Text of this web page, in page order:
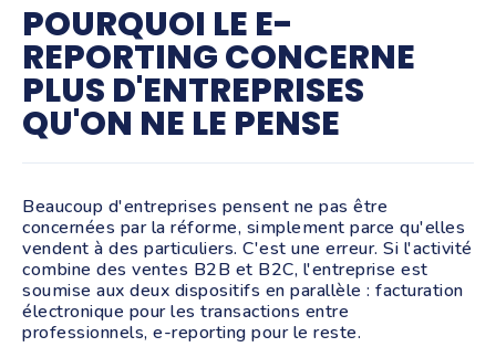
POURQUOI LE E-
REPORTING CONCERNE
PLUS D'ENTREPRISES
QU'ON NE LE PENSE
Beaucoup d'entreprises pensent ne pas être
concernées par la réforme, simplement parce qu'elles
vendent à des particuliers. C'est une erreur. Si l'activité
combine des ventes B2B et B2C, l'entreprise est
soumise aux deux dispositifs en parallèle : facturation
électronique pour les transactions entre
professionnels, e-reporting pour le reste.